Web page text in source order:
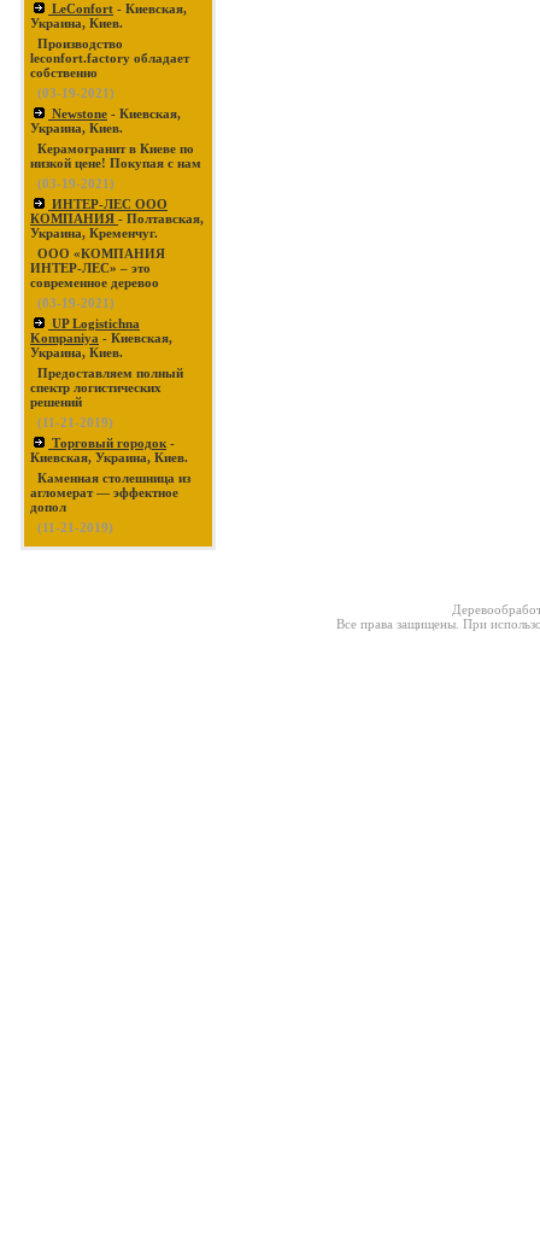
LeConfort - Киевская,
Украина, Киев.
Производство
leconfort.factory обладает
собственно
(03-19-2021)
Newstone - Киевская,
Украина, Киев.
Керамогранит в Киеве по
низкой цене! Покупая с нам
(03-19-2021)
ИНТЕР-ЛЕС ООО
КОМПАНИЯ - Полтавская,
Украина, Кременчуг.
ООО «КОМПАНИЯ
ИНТЕР-ЛЕС» – это
современное деревоо
(03-19-2021)
UP Logistichna
Kompaniya - Киевская,
Украина, Киев.
Предоставляем полный
спектр логистических
решений
(11-21-2019)
Торговый городок -
Киевская, Украина, Киев.
Каменная столешница из
агломерат — эффектное
допол
(11-21-2019)
Все права защищены. При